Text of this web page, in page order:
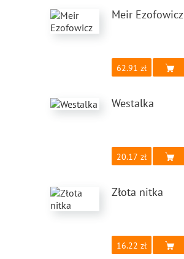
Meir Ezofowicz
62.91
Westalka
20.17
Złota nitka
16.22